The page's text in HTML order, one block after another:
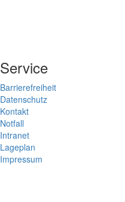
Service
Barrierefreiheit
Datenschutz
Kontakt
Notfall
Intranet
Lageplan
Impressum